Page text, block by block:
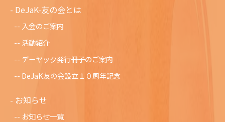
DeJaK-友の会とは
入会のご案内
活動紹介
デーヤック発行冊子のご案内
DeJaK友の会設立１０周年記念
お知らせ
お知らせ一覧